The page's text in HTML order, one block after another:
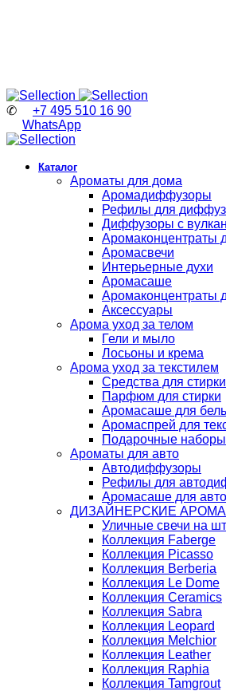
✆ +7 495 510 16 90
WhatsApp
Каталог
Ароматы для дома
Аромадиффузоры
Рефилы для
Диффузоры с
Аромаконцентраты
Аромасвечи
Интерьерные духи
Аромасаше
Аромаконцентраты
Аксессуары
Арома уход за телом
Гели и мыло
Лосьоны и крема
Арома уход за текстилем
Средства для
Парфюм для стирки
Аромасаше для
Аромаспрей для
Подарочные наборы
Ароматы для авто
Автодиффузоры
Рефилы для
Аромасаше для авто
ДИЗАЙНЕРСКИЕ
Уличные свечи на
Коллекция Faberge
Коллекция Picasso
Коллекция Berberia
Коллекция Le Dome
Коллекция Ceramics
Коллекция Sabra
Коллекция Leopard
Коллекция Melchior
Коллекция Leather
Коллекция Raphia
Коллекция Tamgrout